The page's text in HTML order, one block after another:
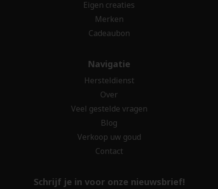
Eigen creaties
Merken
Cadeaubon
Navigatie
Hersteldienst
Over
Veel gestelde vragen
Blog
Verkoop uw goud
Contact
Schrijf je in voor onze nieuwsbrief!